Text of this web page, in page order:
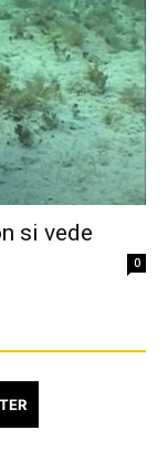
si vede
0